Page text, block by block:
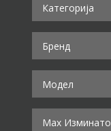
Категорија
Бренд
Модел
Max Изминато